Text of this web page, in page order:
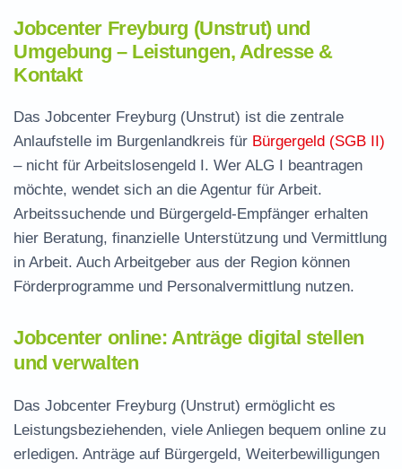
Jobcenter Freyburg (Unstrut) und
Umgebung – Leistungen, Adresse &
Kontakt
Das Jobcenter Freyburg (Unstrut) ist die zentrale
Anlaufstelle im Burgenlandkreis für Bürgergeld (SGB II)
– nicht für Arbeitslosengeld I. Wer ALG I beantragen
möchte, wendet sich an die Agentur für Arbeit.
Arbeitssuchende und Bürgergeld-Empfänger erhalten
hier Beratung, finanzielle Unterstützung und Vermittlung
in Arbeit. Auch Arbeitgeber aus der Region können
Förderprogramme und Personalvermittlung nutzen.
Jobcenter online: Anträge digital stellen
und verwalten
Das Jobcenter Freyburg (Unstrut) ermöglicht es
Leistungsbeziehenden, viele Anliegen bequem online zu
erledigen. Anträge auf Bürgergeld, Weiterbewilligungen